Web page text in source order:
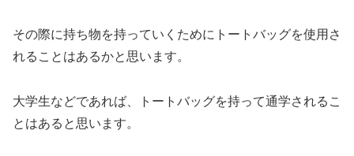
その際に持ち物を持っていくためにトートバッグを使用さ
れることはあるかと思います。
大学生などであれば、トートバッグを持って通学されるこ
とはあると思います。